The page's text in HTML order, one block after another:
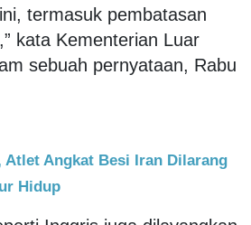
termasuk pembatasan
kata Kementerian Luar
sebuah pernyataan, Rabu
Atlet Angkat Besi Iran Dilarang
Hidup